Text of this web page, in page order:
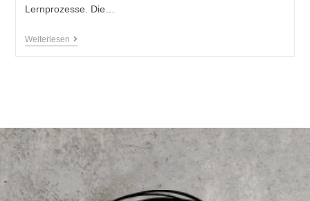
Lernprozesse. Die…
Weiterlesen